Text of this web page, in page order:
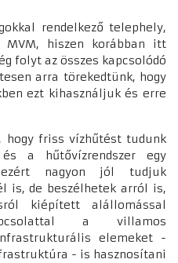
rendelkező telephely,
hiszen korábban itt
folyt az összes kapcsolódó
arra törekedtünk, hogy
ezt kihasználjuk és erre
hogy friss vízhűtést tudunk
a hűtővízrendszer egy
ezért nagyon jól tudjuk
is, de beszélhetek arról is,
kiépített alállomással
a villamos
elemeket -
- is hasznosítani